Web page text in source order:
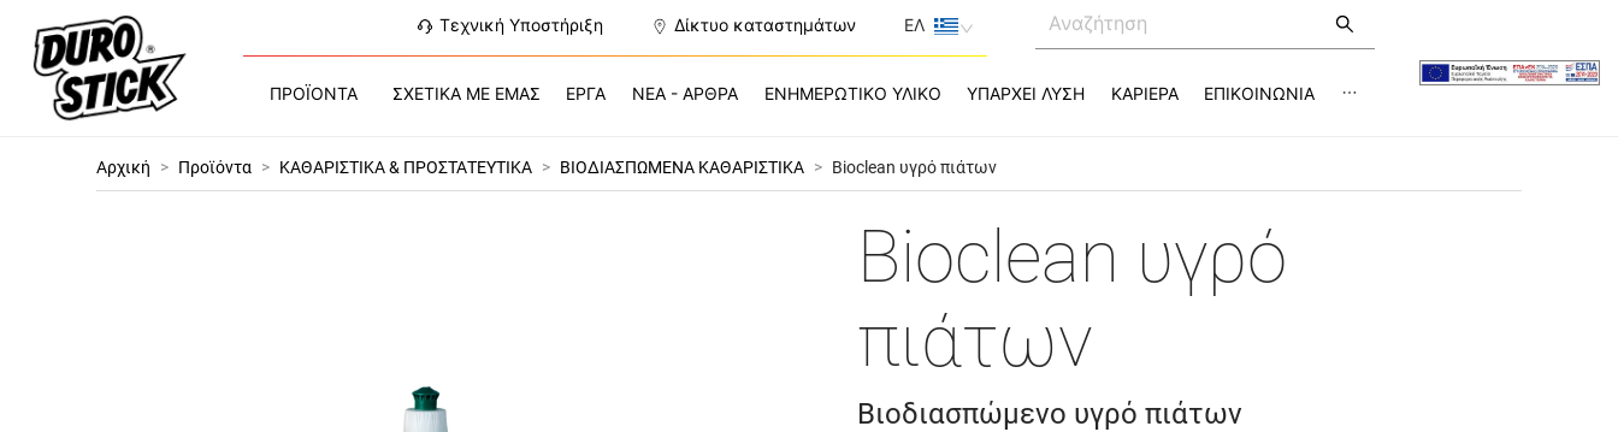
Τεχνική Υποστήριξη Δίκτυο καταστημάτων ΕΛ
ΠΡΟΪΟΝΤΑ ΣΧΕΤΙΚΑ ΜΕ ΕΜΑΣ ΕΡΓΑ ΝΕΑ - ΑΡΘΡΑ ΕΝΗΜΕΡΩΤΙΚΟ ΥΛΙΚΟ ΥΠΑΡΧΕΙ ΛΥΣΗ ΚΑΡΙΕΡΑ ΕΠΙΚΟΙΝΩΝΙΑ
Αρχική > Προϊόντα > ΚΑΘΑΡΙΣΤΙΚΑ & ΠΡΟΣΤΑΤΕΥΤΙΚΑ > ΒΙΟΔΙΑΣΠΩΜΕΝΑ ΚΑΘΑΡΙΣΤΙΚΑ > Bioclean υγρό πιάτων
Bioclean υγρό
πιάτων
Βιοδιασπώμενο υγρό πιάτων